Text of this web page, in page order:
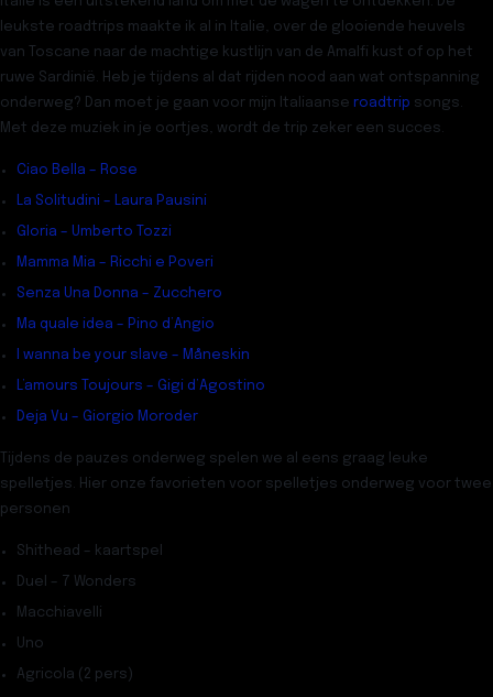
leukste roadtrips maakte ik al in Italie, over de glooiende heuvels
van Toscane naar de machtige kustlijn van de Amalfi kust of op het
ruwe Sardinië. Heb je tijdens al dat rijden nood aan wat ontspanning
onderweg? Dan moet je gaan voor mijn Italiaanse roadtrip songs.
Met deze muziek in je oortjes, wordt de trip zeker een succes.
Ciao Bella – Rose
La Solitudini – Laura Pausini
Gloria – Umberto Tozzi
Mamma Mia – Ricchi e Poveri
Senza Una Donna – Zucchero
Ma quale idea – Pino d’Angio
I wanna be your slave – Måneskin
L’amours Toujours – Gigi d’Agostino
Deja Vu – Giorgio Moroder
Tijdens de pauzes onderweg spelen we al eens graag leuke
spelletjes. Hier onze favorieten voor spelletjes onderweg voor twee
personen
Shithead – kaartspel
Duel – 7 Wonders
Macchiavelli
Uno
Agricola (2 pers)